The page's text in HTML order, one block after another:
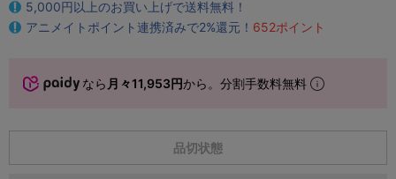
5,000円以上のお買い上げで送料無料！
アニメイトポイント連携済みで2%還元！ 652ポイント
なら 月々11,953円から。分割手数料無料
品切状態